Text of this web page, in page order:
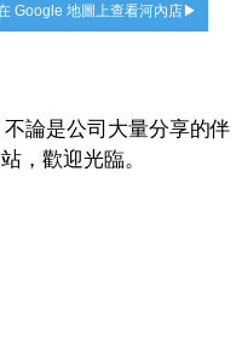
Google 地圖上查看河內店▶
論是公司大量分享的伴
，歡迎光臨。